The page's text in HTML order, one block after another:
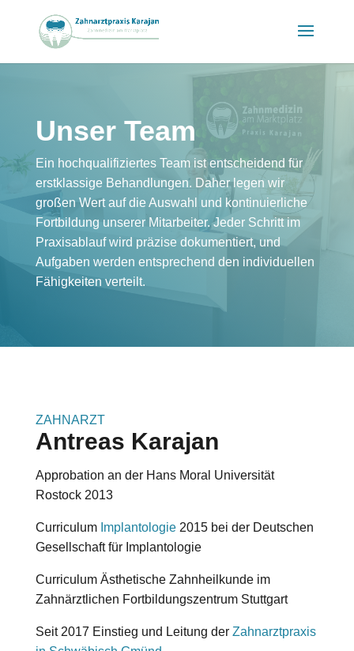
Unser Team
Ein hochqualifiziertes Team ist entscheidend für
erstklassige Behandlungen. Daher legen wir
großen Wert auf die Auswahl und kontinuierliche
Fortbildung unserer Mitarbeiter. Jeder Schritt im
Praxisablauf wird präzise dokumentiert, und
Aufgaben werden entsprechend den individuellen
Fähigkeiten verteilt.
ZAHNARZT
Antreas Karajan
Approbation an der Hans Moral Universität
Rostock 2013
Curriculum Implantologie2015 bei der Deutschen
Gesellschaft für Implantologie
Curriculum Ästhetische Zahnheilkunde im
Zahnärztlichen Fortbildungszentrum Stuttgart
Seit 2017 Einstieg und Leitung der Zahnarztpraxis